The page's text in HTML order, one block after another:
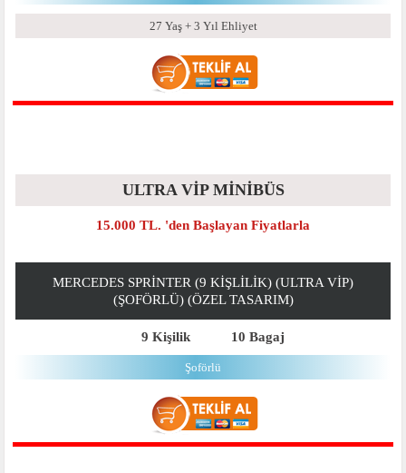
27 Yaş + 3 Yıl Ehliyet
ULTRA VİP MİNİBÜS
15.000 TL. 'den Başlayan Fiyatlarla
MERCEDES SPRINTER (9 KIŞLILIK) (ULTRA VIP)
(ŞOFÖRLÜ) (ÖZEL TASARIM)
9 Kişilik 10 Bagaj
Şoförlü